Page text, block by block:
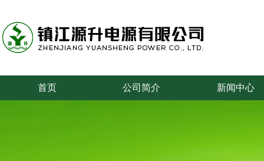
首页 公司简介 新闻中心